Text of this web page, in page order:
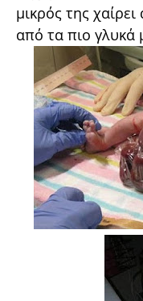
μικρός της χαίρει
από τα πιο γλυκά